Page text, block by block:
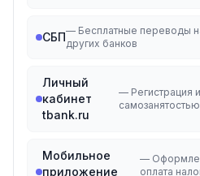
СБП— Бесплатные переводы
других банков
Личный
кабинет
tbank.ru
— Регистрация
Мобильное
приложение
—
оплата